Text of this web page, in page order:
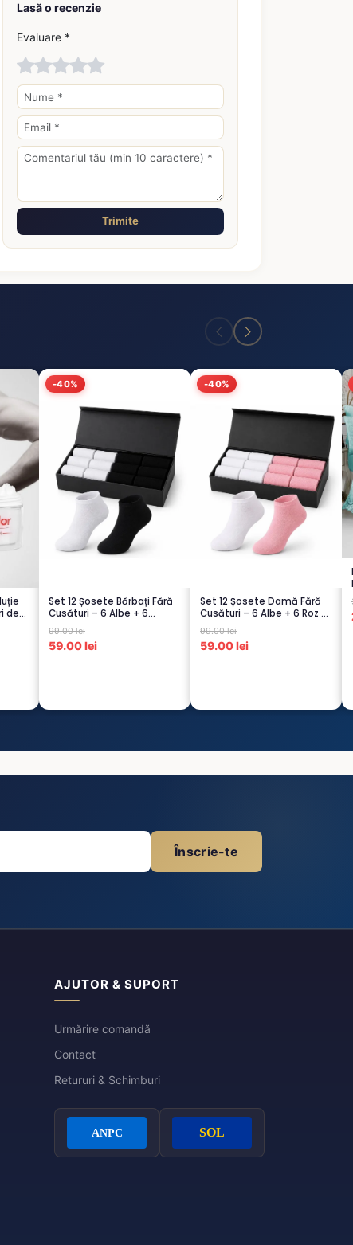
Lasă o recenzie
Evaluare *
Trimite
de
-40%
Set 12 Șosete Bărbați Fără
Cusături – 6 Albe + 6
Negre...
99.00 lei
59.00 lei
-40%
Set 12 Șosete Damă Fără
Cusături – 6 Albe + 6 Roz –
Scu...
99.00 lei
59.00 lei
Înscrie-te
AJUTOR & SUPORT
Urmărire comandă
Contact
Retururi & Schimburi